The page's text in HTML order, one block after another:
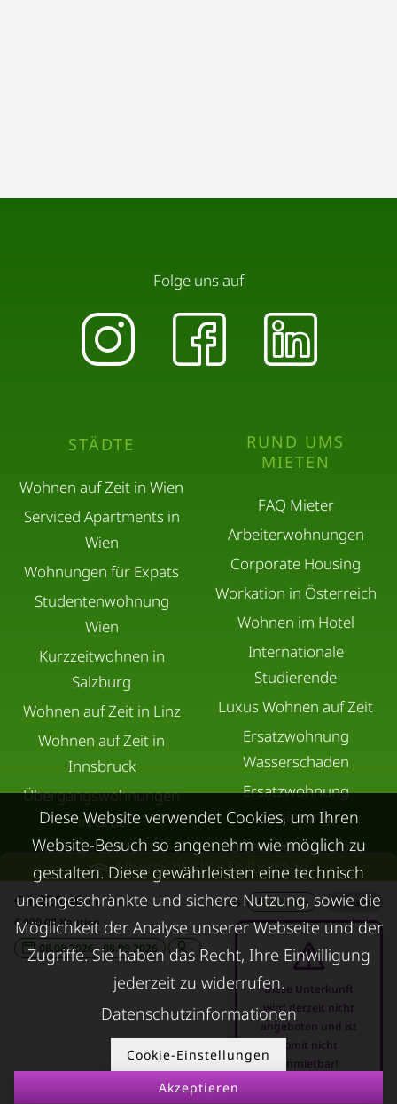
Übersicht aller Teilbeträge
€ 1.226,46inkl. Ust. Preis 29 Nächte / Gesamt
€ 900,00 Kaution
08.08.2026 - 08.09.2026
-
Diese Unterkunft
wird derzeit nicht
angeboten und ist
somit nicht
anmietbar!
STÄDTE
Wohnen auf Zeit in Wien
Serviced Apartments in
Wien
Wohnungen für Expats
Studentenwohnung
Wien
Kurzzeitwohnen in
Salzburg
Wohnen auf Zeit in Linz
Wohnen auf Zeit in
Innsbruck
Übergangswohnungen
in Graz
Wohnen auf Zeit in
Villach
Wohnen auf Zeit in Wels
Kurzzeitmiete Klagenfurt
Wohnen auf Zeit
Dornbirn
Kurzzeitmiete
Deutschland
RUND UMS
MIETEN
FAQ Mieter
Arbeiterwohnungen
Corporate Housing
Workation in Österreich
Wohnen im Hotel
Internationale
Studierende
Luxus Wohnen auf Zeit
Ersatzwohnung
Wasserschaden
Ersatzwohnung
Sanierung
Ersatzwohnung bei
Schimmel
Trennungswohnung
Filmförderung
Österreich
RUND UMS
KONTAKT
Folge uns auf
Diese Website verwendet Cookies, um Ihren
Website-Besuch so angenehm wie möglich zu
gestalten. Diese gewährleisten eine technisch
uneingeschränkte und sichere Nutzung, sowie die
Möglichkeit der Analyse unserer Webseite und der
Zugriffe. Sie haben das Recht, Ihre Einwilligung
jederzeit zu widerrufen.
Datenschutzinformationen
Cookie-Einstellungen
Akzeptieren